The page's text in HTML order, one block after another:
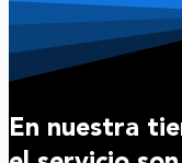
En nuestra